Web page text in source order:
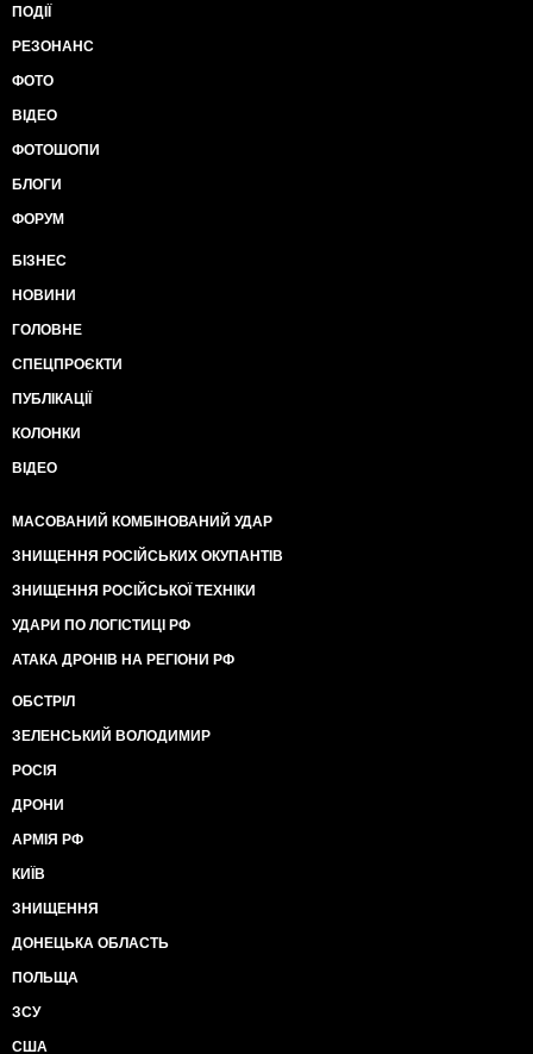
ПОДІЇ
РЕЗОНАНС
ФОТО
ВІДЕО
ФОТОШОПИ
БЛОГИ
ФОРУМ
БІЗНЕС
НОВИНИ
ГОЛОВНЕ
СПЕЦПРОЄКТИ
ПУБЛІКАЦІЇ
КОЛОНКИ
ВІДЕО
МАСОВАНИЙ КОМБІНОВАНИЙ УДАР
ЗНИЩЕННЯ РОСІЙСЬКИХ ОКУПАНТІВ
ЗНИЩЕННЯ РОСІЙСЬКОЇ ТЕХНІКИ
УДАРИ ПО ЛОГІСТИЦІ РФ
АТАКА ДРОНІВ НА РЕГІОНИ РФ
ОБСТРІЛ
ЗЕЛЕНСЬКИЙ ВОЛОДИМИР
РОСІЯ
ДРОНИ
АРМІЯ РФ
КИЇВ
ЗНИЩЕННЯ
ДОНЕЦЬКА ОБЛАСТЬ
ПОЛЬЩА
ЗСУ
США